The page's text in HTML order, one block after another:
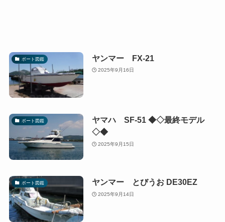
ボート図鑑 ヤンマー FX-21
2025年9月16日
ボート図鑑
ヤマハ SF-51 ◆◇最終モデル
◇◆
2025年9月15日
ボート図鑑 ヤンマー とびうお DE30EZ
2025年9月14日